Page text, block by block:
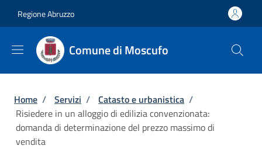
Regione Abruzzo
Comune di Moscufo
Briciole di pane
Home / Servizi / Catasto e urbanistica /
Risiedere in un alloggio di edilizia convenzionata:
domanda di determinazione del prezzo massimo di
vendita